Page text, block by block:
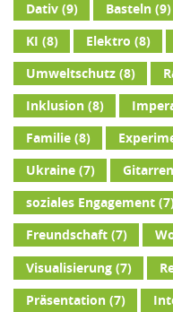
Dativ(9) Basteln(9)
KI (8) Elektro (8)
Umweltschutz(8)
Inklusion(8)
Familie(8)
Ukraine(7)
soziales Engagement
Freundschaft(7)
Visualisierung(7)
Präsentation(7)